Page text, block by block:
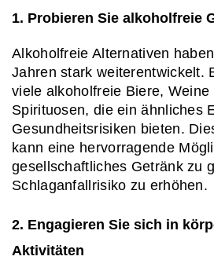
1. Probieren Sie alkoholfreie
Alkoholfreie Alternativen
Jahren stark weiterentwickelt.
viele alkoholfreie Biere, Weine
Spirituosen, die ein ähnliches
Gesundheitsrisiken bieten.
kann eine hervorragende
gesellschaftliches Getränk zu
Schlaganfallrisiko zu erhöhen.
2. Engagieren Sie sich in
Aktivitäten